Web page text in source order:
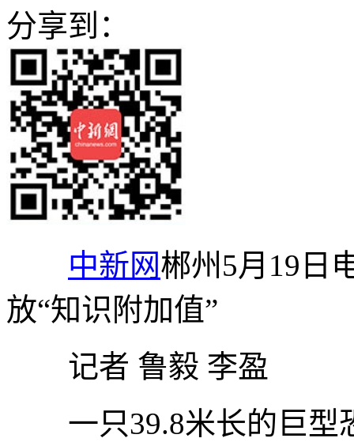
分享到：
中新网郴州5月19日
放“知识附加值”
记者 鲁毅 李盈
一只39.8米长的巨型